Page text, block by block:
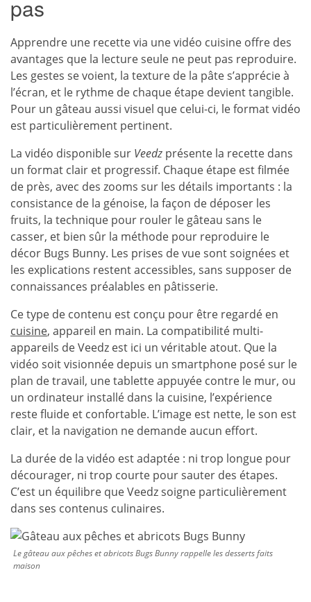
pas
Apprendre une recette via une vidéo cuisine offre des
avantages que la lecture seule ne peut pas reproduire.
Les gestes se voient, la texture de la pâte s’apprécie à
l’écran, et le rythme de chaque étape devient tangible.
Pour un gâteau aussi visuel que celui-ci, le format vidéo
est particulièrement pertinent.
La vidéo disponible sur Veedz présente la recette dans
un format clair et progressif. Chaque étape est filmée
de près, avec des zooms sur les détails importants : la
consistance de la génoise, la façon de déposer les
fruits, la technique pour rouler le gâteau sans le
casser, et bien sûr la méthode pour reproduire le
décor Bugs Bunny. Les prises de vue sont soignées et
les explications restent accessibles, sans supposer de
connaissances préalables en pâtisserie.
Ce type de contenu est conçu pour être regardé en
cuisine, appareil en main. La compatibilité multi-
appareils de Veedz est ici un véritable atout. Que la
vidéo soit visionnée depuis un smartphone posé sur le
plan de travail, une tablette appuyée contre le mur, ou
un ordinateur installé dans la cuisine, l’expérience
reste fluide et confortable. L’image est nette, le son est
clair, et la navigation ne demande aucun effort.
La durée de la vidéo est adaptée : ni trop longue pour
décourager, ni trop courte pour sauter des étapes.
C’est un équilibre que Veedz soigne particulièrement
dans ses contenus culinaires.
Le gâteau aux pêches et abricots Bugs Bunny rappelle les desserts faits
maison